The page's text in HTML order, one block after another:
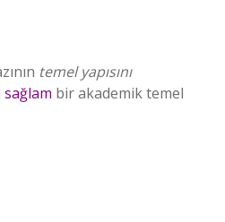
temel yapısını
sağlam bir akademik temel